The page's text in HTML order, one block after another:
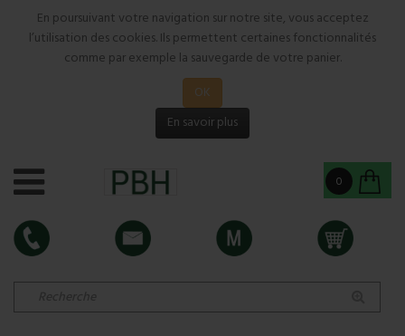
En poursuivant votre navigation sur notre site, vous acceptez
l’utilisation des cookies. Ils permettent certaines fonctionnalités
comme par exemple la sauvegarde de votre panier.
OK
En savoir plus
0